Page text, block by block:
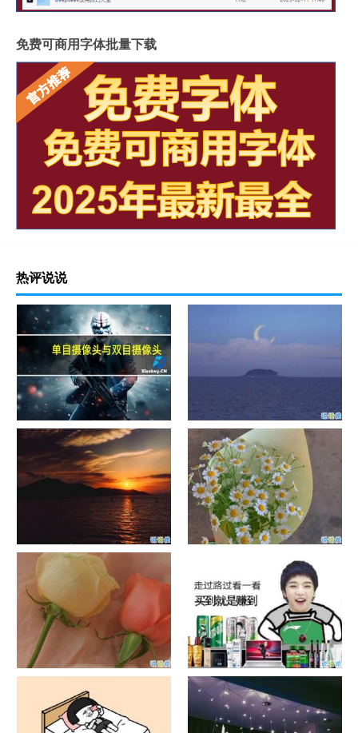
免费可商用字体批量下载
热评说说
单目摄像头与双目摄像头
晚安励志语录带图片 晚安心语
励志鸡汤
日出文案温柔句子 看日出的微
信说说配图
晒风景照的唯美说说配图 适合
发风景的朋友圈文案
官宣恋爱的说说配图 官宣句子
抖音摆地摊文案 摆地摊的搞笑
说说带图片